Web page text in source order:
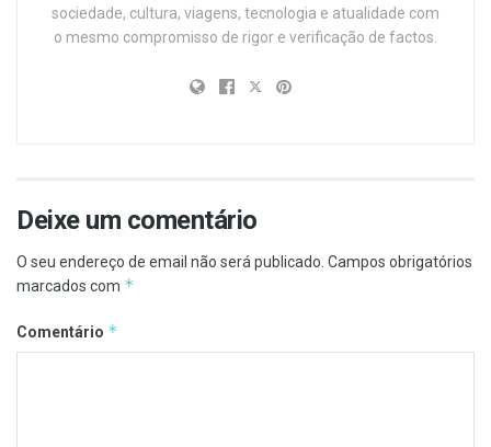
sociedade, cultura, viagens, tecnologia e atualidade com
o mesmo compromisso de rigor e verificação de factos.
Deixe um comentário
O seu endereço de email não será publicado. Campos obrigatórios
marcados com *
Comentário *